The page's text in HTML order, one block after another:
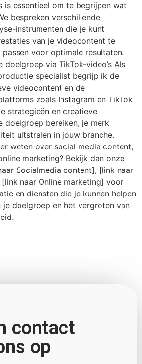
is essentieel om te begrijpen wat
bespreken verschillende
instrumenten die je kunt
van je videocontent te
passen voor optimale resultaten.
doelgroep via TikTok-video’s Als
specialist begrijp ik de
videocontent en de
zoals Instagram en TikTok
strategieën en creatieve
doelgroep bereiken, je merk
uitstralen in jouw branche.
weten over social media content,
marketing? Bekijk dan onze
Socialmedia content], [link naar
naar Online marketing] voor
en diensten die je kunnen helpen
je doelgroep en het vergroten van
contact
op